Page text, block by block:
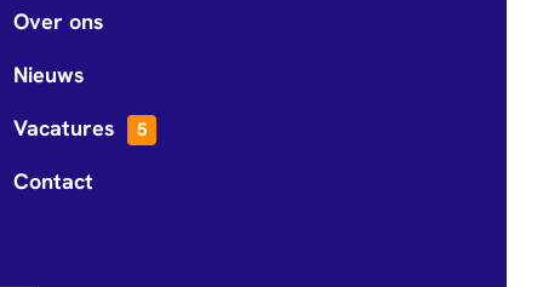
Over ons
Nieuws
Vacatures 5
Contact